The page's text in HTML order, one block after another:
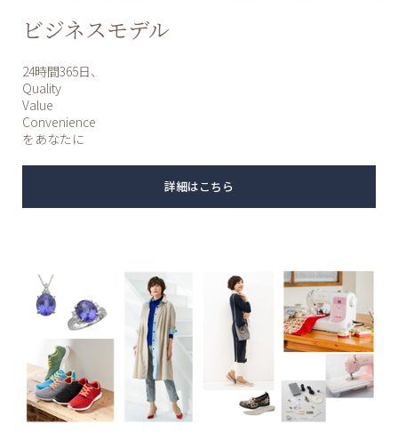
ビジネスモデル
24時間365日、
Quality
Value
Convenience
をあなたに
詳細はこちら